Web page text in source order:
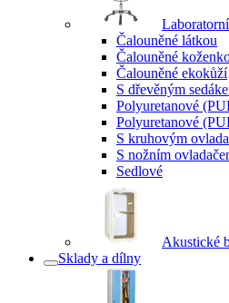
Čalouněné látkou
Čalouněné
Čalouněné ekokůží
S dřevěným
Polyuretanové
Polyuretanové
S kruhovým
S nožním
Sedlové
Akustické
Sklady a dílny